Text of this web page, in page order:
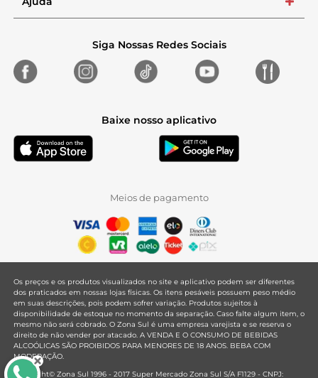
+
Siga Nossas Redes Sociais
Baixe nosso aplicativo
Meios de pagamento
Os preços e os produtos visualizados no site e aplicativo podem ser diferentes
dos praticados em nossas lojas físicas. Os itens pesáveis possuem peso médio
em suas descrições, pois podem sofrer variação. Produtos sujeitos à
disponibilidade de estoque no momento da separação. Caso falte algum item, o
mesmo não será cobrado. O Zona Sul é uma empresa varejista e se reserva o
direito de não vender por atacado. A VENDA E O CONSUMO DE BEBIDAS
ALCOÓLICAS SÃO PROIBIDOS PARA MENORES DE 18 ANOS. BEBA COM
MODERAÇÃO.
Copyright© Zona Sul 1996 - 2017 Super Mercado Zona Sul S/A F1129 - CNPJ: